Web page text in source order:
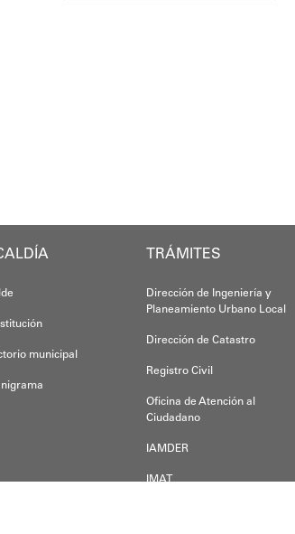
municipal
TRÁMITES
Dirección de Ingeniería y
Planeamiento Urbano Local
Dirección de Catastro
Registro Civil
Oficina de Atención al
Ciudadano
IAMDER
IMAT